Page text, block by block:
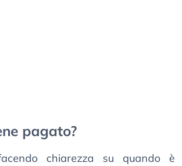
pagato?
chiarezza su quando è